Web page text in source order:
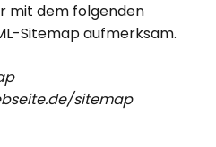
mit dem folgenden
Sitemap aufmerksam.
sitemap